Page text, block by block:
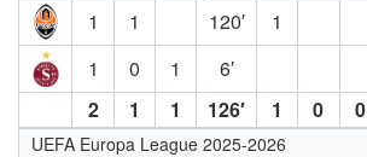
1 1 120′
1
1
0 1
6′
2
1 1 126′ 1 0 0
UEFA Europa League 2025-2026